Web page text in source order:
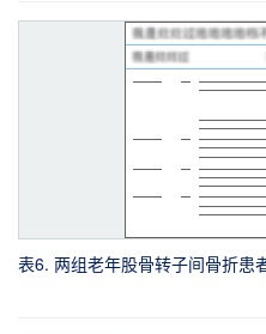
表6. 两组老年股骨转子间骨折